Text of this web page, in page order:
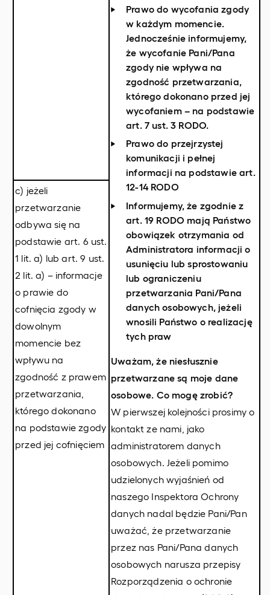
Prawo do wycofania zgody
w każdym momencie.
Jednocześnie informujemy,
że wycofanie Pani/Pana
zgody nie wpływa na
zgodność przetwarzania,
którego dokonano przed jej
wycofaniem – na podstawie
art. 7 ust. 3 RODO.
Prawo do przejrzystej
komunikacji i pełnej
informacji na podstawie art.
12-14 RODO
Informujemy, że zgodnie z
art. 19 RODO mają Państwo
obowiązek otrzymania od
Administratora informacji o
usunięciu lub sprostowaniu
lub ograniczeniu
przetwarzania Pani/Pana
danych osobowych, jeżeli
wnosili Państwo o realizację
tych praw
Uważam, że niesłusznie
przetwarzane są moje dane
osobowe. Co mogę zrobić?
W pierwszej kolejności prosimy o
kontakt ze nami, jako
administratorem danych
osobowych. Jeżeli pomimo
udzielonych wyjaśnień od
naszego Inspektora Ochrony
danych nadal będzie Pani/Pan
uważać, że przetwarzanie
przez nas Pani/Pana danych
osobowych narusza przepisy
Rozporządzenia o ochronie
c) jeżeli
przetwarzanie
odbywa się na
podstawie art. 6 ust.
1 lit. a) lub art. 9 ust.
2 lit. a) – informacje
o prawie do
cofnięcia zgody w
dowolnym
momencie bez
wpływu na
zgodność z prawem
przetwarzania,
którego dokonano
na podstawie zgody
przed jej cofnięciem